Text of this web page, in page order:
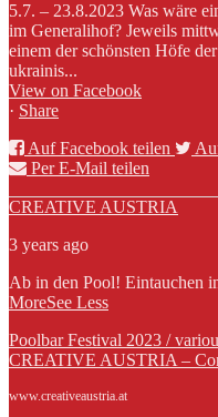
5.7. – 23.8.2023 Was wäre
im Generalihof? Jeweils
einem der schönsten Höfe
ukrainis...
View on Facebook
· Share
Auf Facebook teilen
Per E-Mail teilen
CREATIVE AUSTRIA
3 years ago
Ab in den Pool! Eintauchen
MoreSee Less
Poolbar Festival 2023 /
CREATIVE AUSTRIA –
www.creativeaustria.at